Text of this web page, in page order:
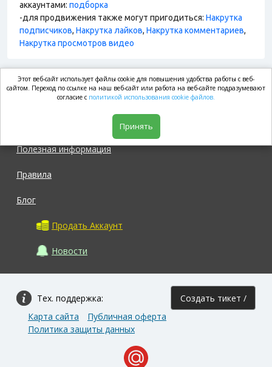
аккаунтами: подборка
-для продвижения также могут пригодиться: Накрутка
подписчиков, Накрутка лайков, Накрутка комментариев,
Накрутка просмотров видео
market.com
Полезная информация
Правила
Блог
Продать Аккаунт
Новости
Тех. поддержка: Создать тикет /
Карта сайта
Публичная оферта
Политика защиты данных
Этот веб-сайт использует файлы cookie для повышения удобства работы с веб-
сайтом. Переход по ссылке на наш веб-сайт или работа на веб-сайте подразумевают
согласие с политикой использования cookie файлов.
Принять